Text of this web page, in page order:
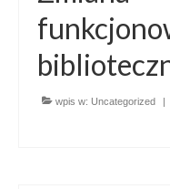
wpis w: Uncategorized |